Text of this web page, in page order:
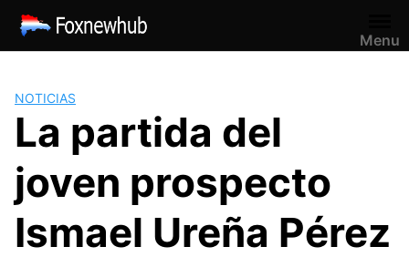
Saltar
contenido
Menu
NOTICIAS
La partida del
joven prospecto
Ismael Ureña Pérez